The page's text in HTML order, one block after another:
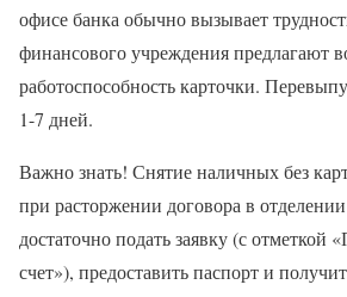
офисе банка обычно вызывает
финансового учреждения предлагают
работоспособность карточки.
1-7 дней.
Важно знать! Снятие наличных без
при расторжении договора в
достаточно подать заявку (с отметкой
счет»), предоставить паспорт и